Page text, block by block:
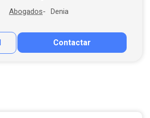
Abogados Denia
Contactar
Contactar por correo